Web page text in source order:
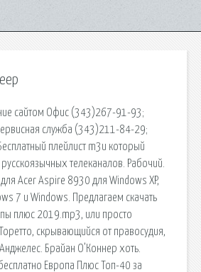
сайтом Офис (343)267-91-93;
служба (343)211-84-29;
плейлист m3u который
телеканалов. Рабочий.
Acer Aspire 8930 для Windows XP,
7 и Windows. Предлагаем скачать
плюс 2019.mp3, или просто
скрывающийся от правосудия,
Брайан О’Коннер хоть.
Европа Плюс Топ-40 за